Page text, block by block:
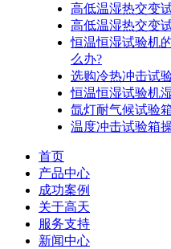
高低温湿热交变
高低温湿热交变
恒温恒湿试验机
么办?
选购冷热冲击试
恒温恒湿试验机
氙灯耐气候试验
温度冲击试验箱
首页
产品中心
成功案例
关于高天
服务支持
新闻中心